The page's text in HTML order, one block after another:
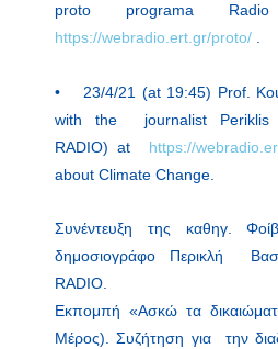
proto programa
https://webradio.ert.gr/proto/
• 23/4/21 (at 19:45) Prof.
with the journalist Periklis
RADIO) at https://
about Climate Change.
Συνέντευξη της καθηγ.
δημοσιογράφο Περικλή
RADIO.
Εκπομπή «Ασκώ τα
Μέρος). Συζήτηση για την